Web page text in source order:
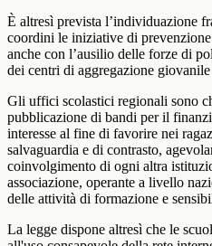
È altresì prevista l’individuazione
coordini le iniziative di
anche con l’ausilio delle forze di
dei centri di aggregazione
Gli uffici scolastici regionali sono
pubblicazione di bandi per il
interesse al fine di favorire nei
salvaguardia e di contrasto,
coinvolgimento di ogni altra
associazione, operante a livello
delle attività di formazione e
La legge dispone altresì che le